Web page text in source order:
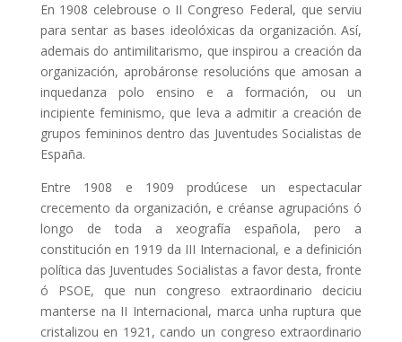
En 1908 celebrouse o II Congreso Federal, que serviu
para sentar as bases ideolóxicas da organización. Así,
ademais do antimilitarismo, que inspirou a creación da
organización, aprobáronse resolucións que amosan a
inquedanza polo ensino e a formación, ou un
incipiente feminismo, que leva a admitir a creación de
grupos femininos dentro das Juventudes Socialistas de
España.
Entre 1908 e 1909 prodúcese un espectacular
crecemento da organización, e créanse agrupacións ó
longo de toda a xeografía española, pero a
constitución en 1919 da III Internacional, e a definición
política das Juventudes Socialistas a favor desta, fronte
ó PSOE, que nun congreso extraordinario deciciu
manterse na II Internacional, marca unha ruptura que
cristalizou en 1921, cando un congreso extraordinario